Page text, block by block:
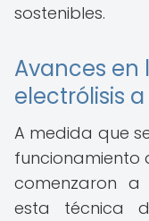
sostenibles.
Avances
electrólisis
A medida que
funcionamiento
comenzaron
esta técnica